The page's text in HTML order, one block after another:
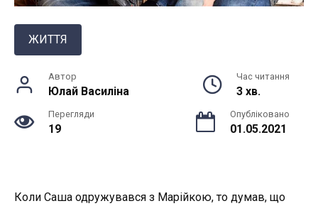
ЖИТТЯ
Автор
Юлай Василiна
Час читання
3 хв.
Перегляди
19
Опубліковано
01.05.2021
Коли Саша одружувався з Марійкою, то думав, що